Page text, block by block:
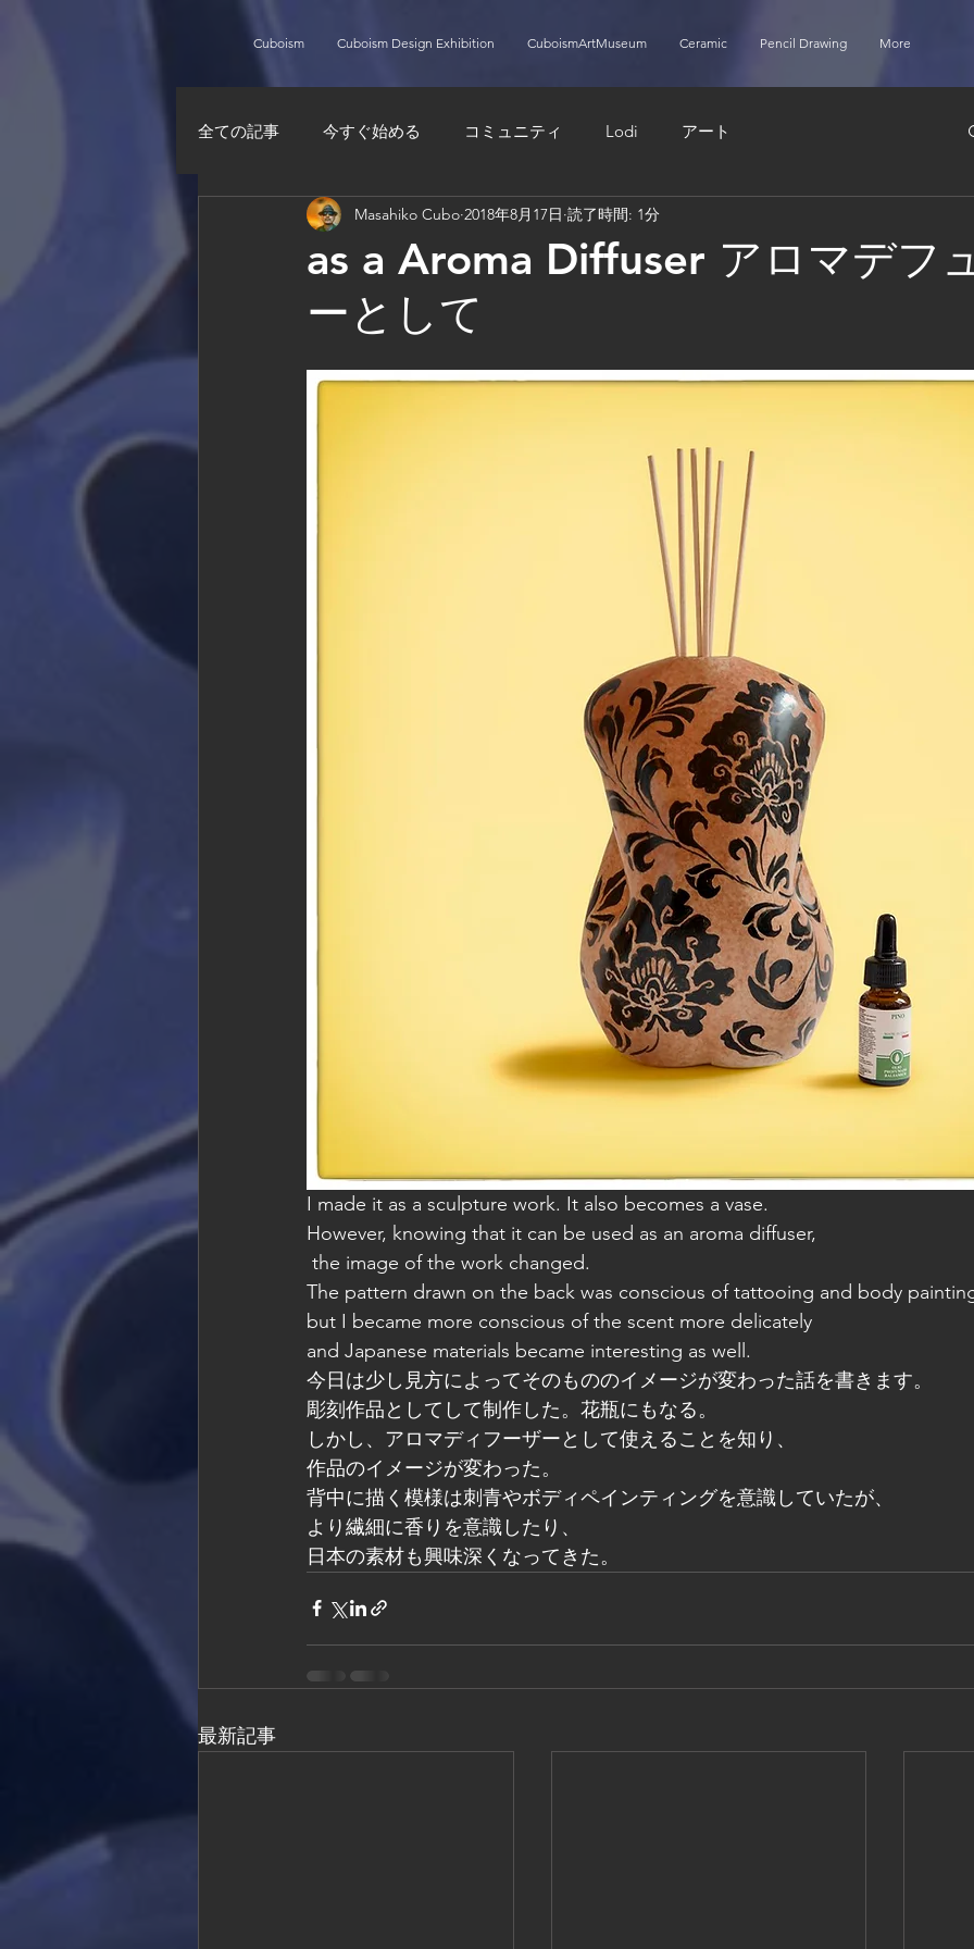
Cuboism Cuboism Design Exhibition CuboismArtMuseum Ceramic Pencil Drawing More
全ての記事 今すぐ始める コミュニティ Lodi アート
as a Aroma Diffuser アロマデフ
ーとして
Masahiko Cubo 2018年8月17日 読了時間: 1分
I made it as a sculpture work. It also becomes a vase.
However, knowing that it can be used as an aroma diffuser,
the image of the work changed.
The pattern drawn on the back was conscious of tattooing and body
but I became more conscious of the scent more delicately
and Japanese materials became interesting as well.
今日は少し見方によってそのもののイメージが変わった話を書きます。
彫刻作品としてして制作した。花瓶にもなる。
しかし、アロマディフーザーとして使えることを知り、
作品のイメージが変わった。
背中に描く模様は刺青やボディペインティングを意識していたが、
より繊細に香りを意識したり、
日本の素材も興味深くなってきた。
最新記事